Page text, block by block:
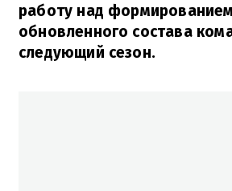
работу над формированием
обновленного состава
следующий сезон.